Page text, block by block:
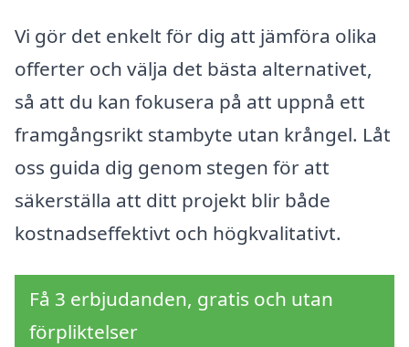
Vi gör det enkelt för dig att jämföra olika
offerter och välja det bästa alternativet,
så att du kan fokusera på att uppnå ett
framgångsrikt stambyte utan krångel. Låt
oss guida dig genom stegen för att
säkerställa att ditt projekt blir både
kostnadseffektivt och högkvalitativt.
Få 3 erbjudanden, gratis och utan
förpliktelser